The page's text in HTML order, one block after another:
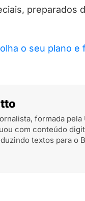
preparados
o seu plano e
formada
com conteúdo
textos para o